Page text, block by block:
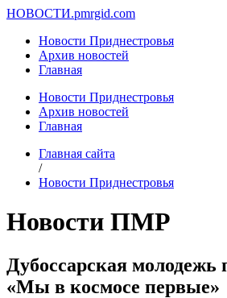
НОВОСТИ.pmrgid.com
Новости Приднестровья
Архив новостей
Главная
Новости Приднестровья
Архив новостей
Главная
Главная сайта
/
Новости Приднестровья
Новости ПМР
Дубоссарская молодежь
«Мы в космосе первые»